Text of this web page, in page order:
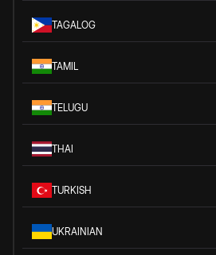
TAGALOG
TAMIL
TELUGU
THAI
TURKISH
UKRAINIAN